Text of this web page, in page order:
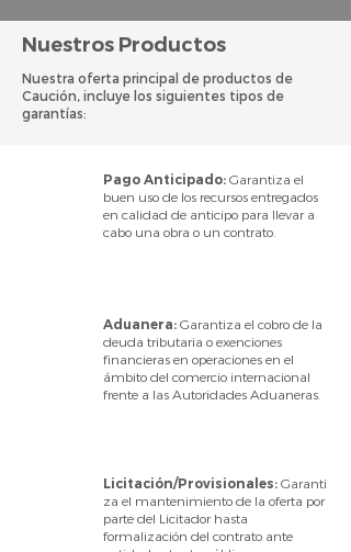
Nuestros Productos
Nuestra oferta principal de productos de
Caución, incluye los siguientes tipos de
garantías:
Pago Anticipado:Garantiza el
buen uso de los recursos entregados
en calidad de anticipo para llevar a
cabo una obra o un contrato.
Aduanera:Garantiza el cobro de la
deuda tributaria o exenciones
financieras en operaciones en el
ámbito del comercio internacional
frente a las Autoridades Aduaneras.
Licitación/Provisionales:Garanti
za el mantenimiento de la oferta por
parte del Licitador hasta
formalización del contrato ante